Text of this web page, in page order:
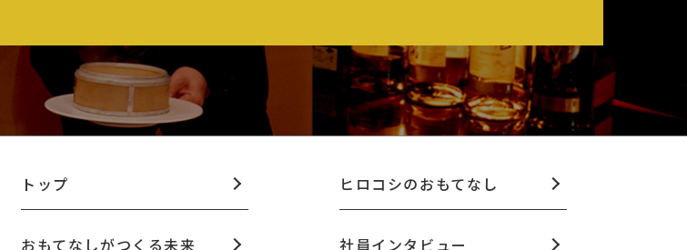
トップ
おもてなしがつくる未来
ヒロコシのおもてなし
社員インタビュー